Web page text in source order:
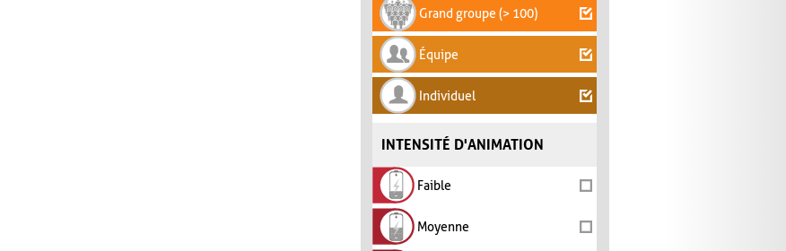
Grand groupe (> 100)
Équipe
Individuel
INTENSITÉ D'ANIMATION
Faible
Moyenne